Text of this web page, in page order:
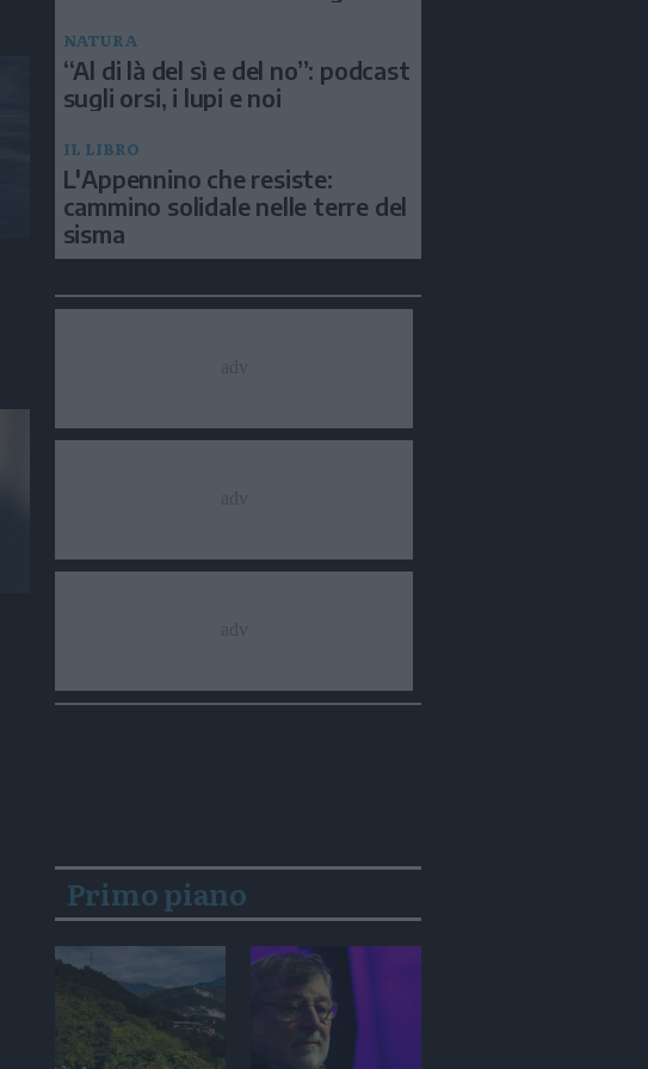
NATURA
“Al di là del sì e del no”: podcast
sugli orsi, i lupi e noi
IL LIBRO
L'Appennino che resiste:
cammino solidale nelle terre del
sisma
Primo piano